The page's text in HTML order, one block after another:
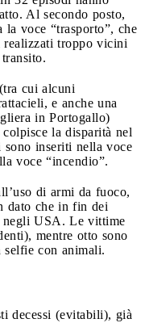
Al secondo posto,
voce “trasporto”, che
troppo vicini
cui alcuni
e anche una
in Portogallo)
la disparità nel
inseriti nella voce
voce “incendio”.
di armi da fuoco,
dato che in fin dei
negli USA. Le vittime
mentre otto sono
selfie con animali.
decessi (evitabili), già